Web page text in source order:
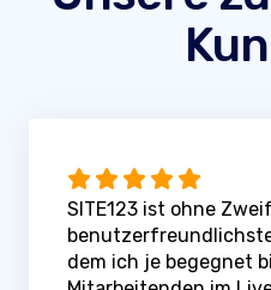
SITE123 ist ohne
dem ich je begegnet